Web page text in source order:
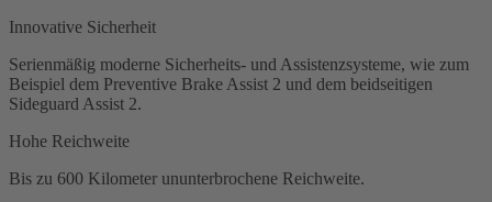
Innovative Sicherheit
Serienmäßig moderne Sicherheits- und Assistenzsysteme, wie zum
Beispiel dem Preventive Brake Assist 2 und dem beidseitigen
Sideguard Assist 2.
Hohe Reichweite
Bis zu 600 Kilometer ununterbrochene Reichweite.